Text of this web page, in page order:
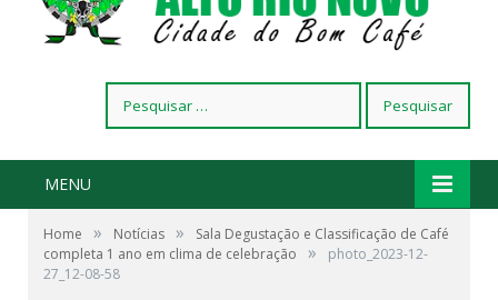
por:
MENU
Home » Notícias »
Sala Degustação e Classificação de Café
completa 1 ano em clima de celebração
»
photo_2023-12-
27_12-08-58